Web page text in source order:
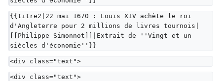
{{titre2|22 mai 1670 : Louis XIV achète le roi
d'Angleterre pour 2 millions de livres tournois|
[[Philippe Simonnot]]|Extrait de ''Vingt et un
siècles d'économie''}}
<div class="text">
<div class="text">